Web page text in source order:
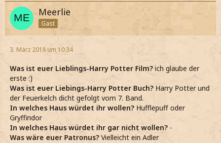
Meerlie
Gast
3. März 2018 um 10:34
Was ist euer Lieblings-Harry Potter Film? ich glaube der
erste :)
Was ist euer Liebings-Harry Potter Buch? Harry Potter und
der Feuerkelch dicht gefolgt vom 7. Band.
In welches Haus würdet ihr wollen? Hufflepuff oder
Gryffindor
In welches Haus würdet ihr gar nicht wollen? -
Was wäre euer Patronus? Vielleicht ein Adler